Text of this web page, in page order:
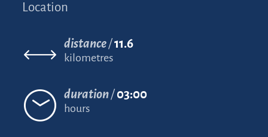
Location
distance 11.6
kilometres
duration 03:00
hours